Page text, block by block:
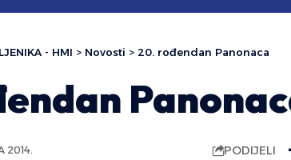
- HMI > Novosti > 20. rođendan Panonaca
2014. PODIJELI